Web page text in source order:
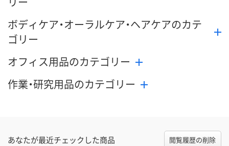
ボディケア・オーラルケア・ヘアケアのカテ
ゴリー
オフィス用品のカテゴリー
作業・研究用品のカテゴリー
あなたが最近チェックした商品 閲覧履歴の削除